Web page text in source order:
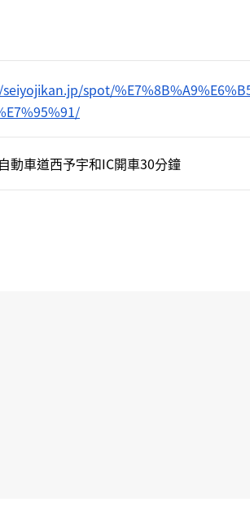
spot/
動車道西予宇和IC開車30分鐘